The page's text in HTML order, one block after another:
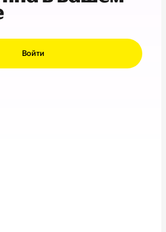
Войти